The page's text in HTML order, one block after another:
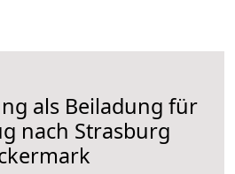
als Beiladung für
nach Strasburg